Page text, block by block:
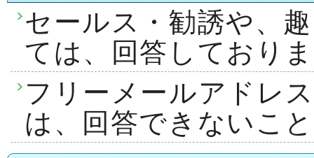
セールス・勧誘や、
ては、回答しており
フリーメールアドレ
は、回答できないこ